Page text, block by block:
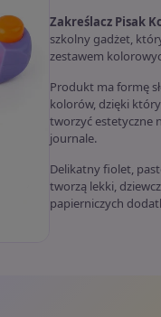
Zakreślacz Pisak
szkolny gadżet,
zestawem
Produkt ma formę
kolorów, dzięki
tworzyć estetyczne
journale.
Delikatny fiolet,
tworzą lekki,
papierniczych